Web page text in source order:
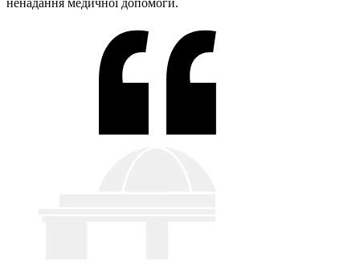
ненадання медичної допомоги.